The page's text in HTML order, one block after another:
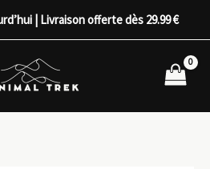
| Livraison offerte dès 29.99 €